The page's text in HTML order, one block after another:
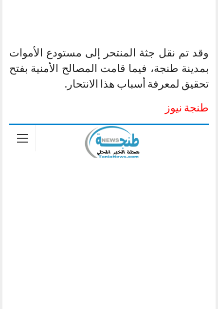
وقد تم نقل جثة المنتحر إلى مستودع الأموات
بمدينة طنجة، فيما قامت المصالح الأمنية بفتح
تحقيق لمعرفة أسباب هذا الانتحار.
طنجة نيوز